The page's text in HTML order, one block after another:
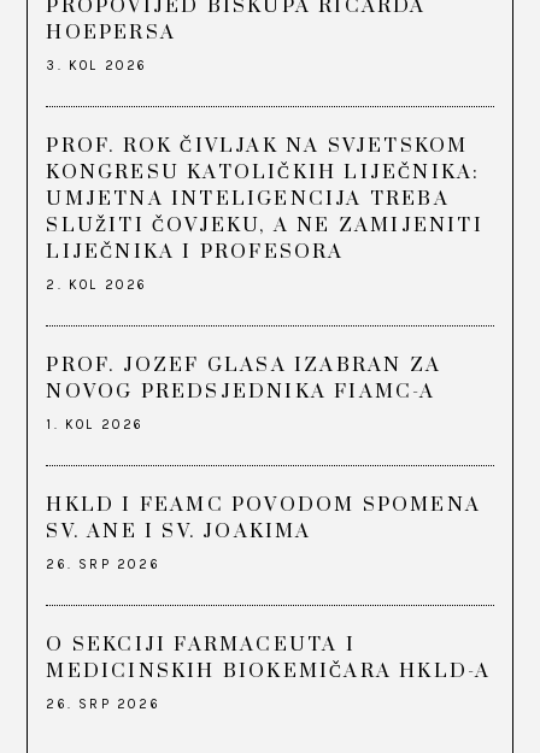
PROPOVIJED BISKUPA RICARDA
HOEPERSA
3. KOL 2026
PROF. ROK ČIVLJAK NA SVJETSKOM
KONGRESU KATOLIČKIH LIJEČNIKA:
UMJETNA INTELIGENCIJA TREBA
SLUŽITI ČOVJEKU, A NE ZAMIJENITI
LIJEČNIKA I PROFESORA
2. KOL 2026
PROF. JOZEF GLASA IZABRAN ZA
NOVOG PREDSJEDNIKA FIAMC-A
1. KOL 2026
HKLD I FEAMC POVODOM SPOMENA
SV. ANE I SV. JOAKIMA
26. SRP 2026
O SEKCIJI FARMACEUTA I
MEDICINSKIH BIOKEMIČARA HKLD-A
26. SRP 2026